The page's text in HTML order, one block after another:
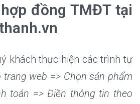
đồng TMĐT tại
khách thực hiện các trình tự
trang web => Chọn sản phẩm
toán => Điền thông tin theo